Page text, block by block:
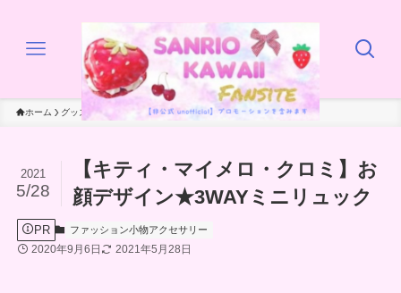
ホーム グッズ ファッション小物アクセサリー
【キティ・マイメロ・クロミ】お
顔デザイン★3WAYミニリュック
2021
5/28
PR ファッション小物アクセサリー
2020年9月6日 2021年5月28日